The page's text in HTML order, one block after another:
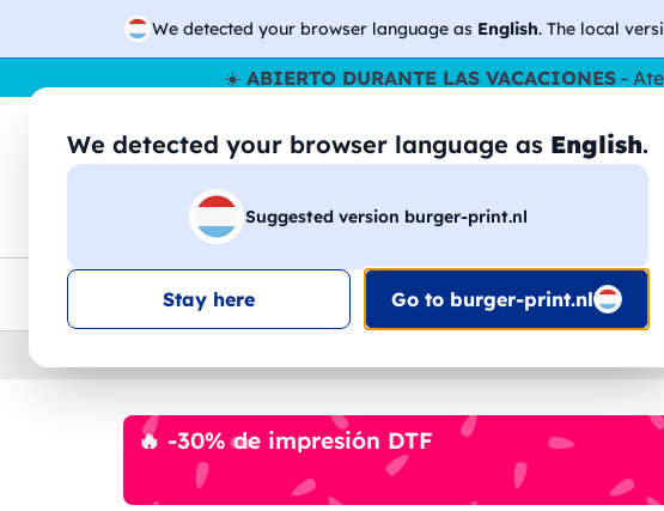
We detected your browser language as English. The local
We detected your browser language as English.
Suggested version burger-print.nl
Stay here Go to burger-print.nl
☀️ ABIERTO DURANTE LAS VACACIONES-
🔎 Buscar entre los productos
Camisetas Sudaderas Hombre
Envio en toda la UE Descuento por volumenAtencion al cliente
🔥 -30% de impresión DTF